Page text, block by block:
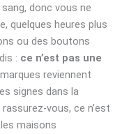
donc vous ne
quelques heures plus
ou des boutons
: ce n’est pas une
reviennent
signes dans la
vous, ce n’est
maisons